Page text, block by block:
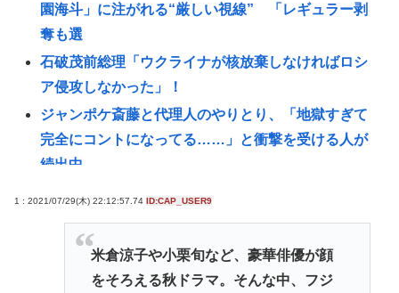
園海斗」に注がれる“厳しい視線” 「レギュラー剥
奪も選
石破茂前総理「ウクライナが核放棄しなければロシ
ア侵攻しなかった」！
ジャンポケ斎藤と代理人のやりとり、「地獄すぎて
完全にコントになってる……」と衝撃を受ける人が
続出中
この映画は観なくていいって作品教えて
近場で「天の川」見れる場所教えて🥺
1 : 2021/07/29(木) 22:12:57.74 ID:CAP_USER9
米倉涼子や小栗旬など、豪華俳優が顔
をそろえる秋ドラマ。そんな中、フジ